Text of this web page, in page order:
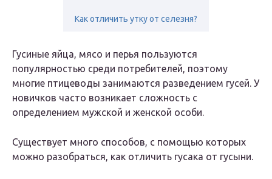
Как отличить утку от селезня?
Гусиные яйца, мясо и перья пользуются
популярностью среди потребителей, поэтому
многие птицеводы занимаются разведением гусей. У
новичков часто возникает сложность с
определением мужской и женской особи.
Существует много способов, с помощью которых
можно разобраться, как отличить гусака от гусыни.